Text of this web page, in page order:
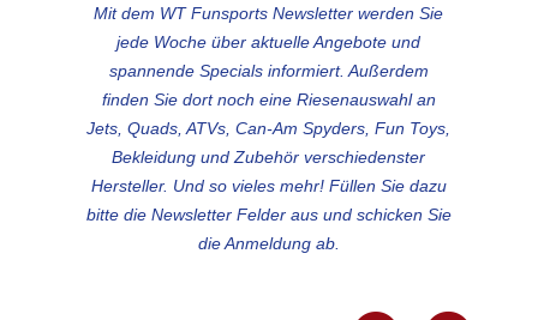
Mit dem WT Funsports Newsletter werden Sie
jede Woche über aktuelle Angebote und
spannende Specials informiert. Außerdem
finden Sie dort noch eine Riesenauswahl an
Jets, Quads, ATVs, Can-Am Spyders, Fun Toys,
Bekleidung und Zubehör verschiedenster
Hersteller. Und so vieles mehr! Füllen Sie dazu
bitte die Newsletter Felder aus und schicken Sie
die Anmeldung ab.